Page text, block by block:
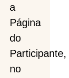
a
Página
do
Participante,
no